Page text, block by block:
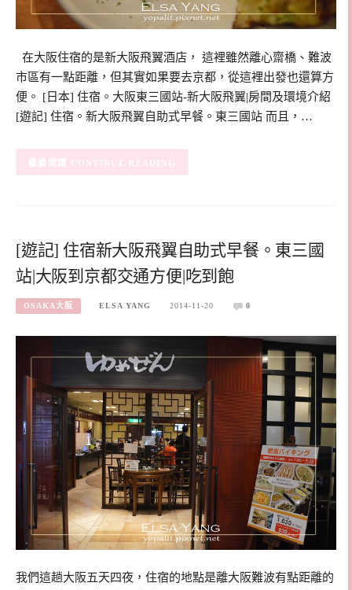
在大阪住宿的是新大阪飛翼酒店， 這裡雖然離心齋橋、難波
市區有一點距離，但其實如果要去京都，從這裡出發也還算方
便。 [日本] 住宿。大阪東三國站-新大阪飛翼|房間及環境介紹
[遊記] 住宿。新大阪飛翼自助式早餐。東三國站 而且，…
CONTINUE READING
[遊記] 住宿新大阪飛翼自助式早餐。東三國
站|大阪到京都交通方便|吃到飽
OSAKA大阪 ELSA YANG 2014-11-20 0
我們這趟大阪五天四夜，住宿的地點是離大阪難波有點距離的